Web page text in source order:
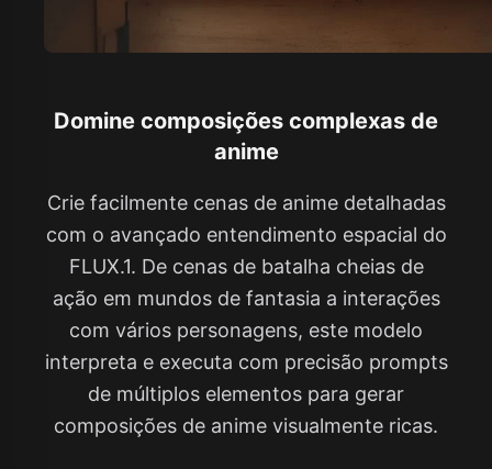
Domine composições complexas de
anime
Crie facilmente cenas de anime detalhadas
com o avançado entendimento espacial do
FLUX.1. De cenas de batalha cheias de
ação em mundos de fantasia a interações
com vários personagens, este modelo
interpreta e executa com precisão prompts
de múltiplos elementos para gerar
composições de anime visualmente ricas.